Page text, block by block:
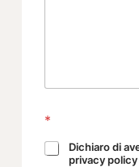
*
Dichiaro di
privacy policy